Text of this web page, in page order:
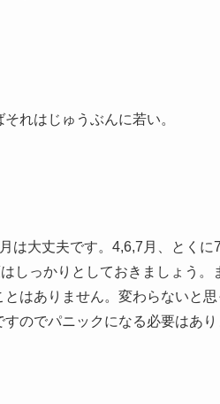
れはじゅうぶんに若い。
は大丈夫です。4,6,7月、とくに
しっかりとしておきましょう。
はありません。変わらないと思
のでパニックになる必要はあ